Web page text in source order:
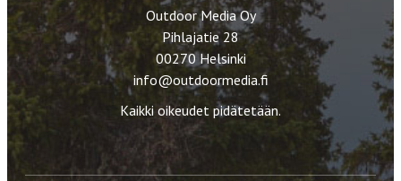
Outdoor Media Oy
Pihlajatie 28
00270 Helsinki
info@outdoormedia.fi
Kaikki oikeudet pidätetään.